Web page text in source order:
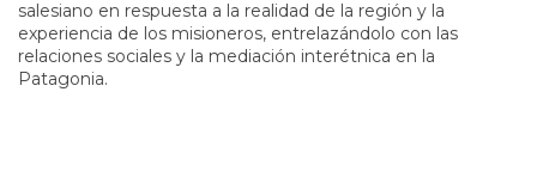
salesiano en respuesta a la realidad de la región y la
experiencia de los misioneros, entrelazándolo con las
relaciones sociales y la mediación interétnica en la
Patagonia.